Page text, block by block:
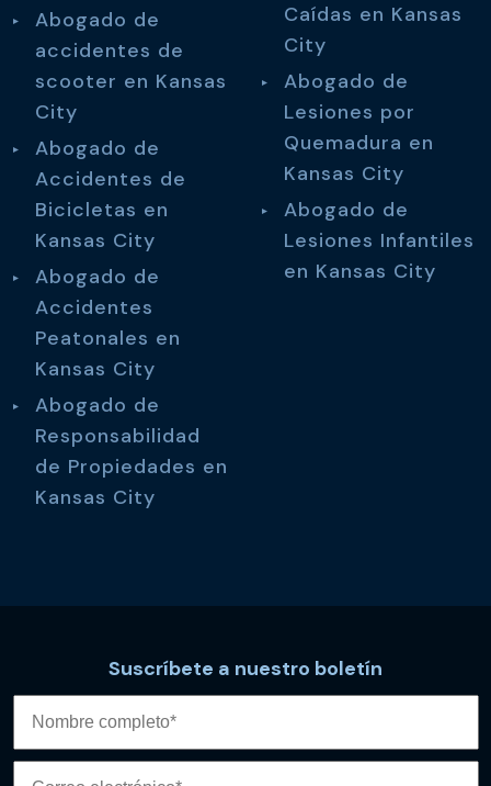
Abogado de
accidentes de
scooter en Kansas
City
Abogado de
Accidentes de
Bicicletas en
Kansas City
Abogado de
Accidentes
Peatonales en
Kansas City
Abogado de
Responsabilidad
de Propiedades en
Kansas City
Caídas en Kansas
City
Abogado de
Lesiones por
Quemadura en
Kansas City
Abogado de
Lesiones Infantiles
en Kansas City
Suscríbete a nuestro boletín